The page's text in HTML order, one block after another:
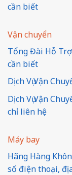
cần biết
Vận chuyển
Tổng Đài Hỗ
cần biết
Dịch Vụ Vận
Dịch Vụ Vận
chỉ liên hệ
Máy bay
Hãng Hàng
số điện thoại,